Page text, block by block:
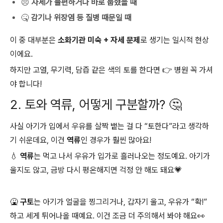
😣 자세가 불편하거나 바로 눕혔을 때
🤒 감기나 위장염 등 질병 때문일 때
이 중 대부분은 소화기관 미숙 + 자세 문제 로 생기는 일시적 현상
이에요.
하지만 고열, 무기력, 담즙 같은 색의 토를 한다면 👉 병원 꼭 가셔
야 합니다!
2. 토와 역류, 어떻게 구분할까? 🤔
사실 아기가 입에서 우유를 살짝 뱉는 걸 다 “토한다”라고 생각하
기 쉬운데요, 이건 역류인 경우가 훨씬 많아요!
💧 역류는 먹고 나서 우유가 입가로 흘러나오는 정도예요. 아기가
울지도 않고, 금방 다시 평온해지면 걱정 안 해도 돼요💗
🤮 구토는 아기가 얼굴을 찡그리거나, 갑자기 울고, 우유가 “확!”
하고 세게 튀어나올 때예요. 이건 조금 더 주의해서 봐야 해요👀